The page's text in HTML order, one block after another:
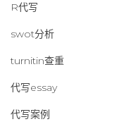
R代写
swot分析
turnitin查重
代写essay
代写案例